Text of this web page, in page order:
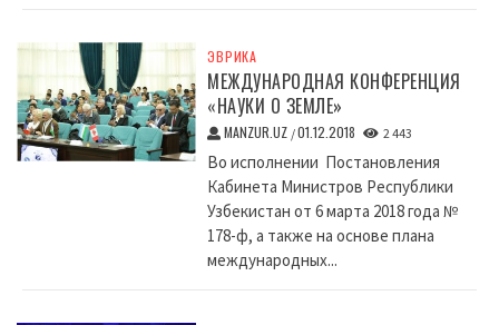
ЭВРИКА
МЕЖДУНАРОДНАЯ КОНФЕРЕНЦИЯ
«НАУКИ О ЗЕМЛЕ»
MANZUR.UZ /01.12.2018 2 443
Во исполнении Постановления
Кабинета Министров Республики
Узбекистан от 6 марта 2018 года №
178-ф, а также на основе плана
международных...